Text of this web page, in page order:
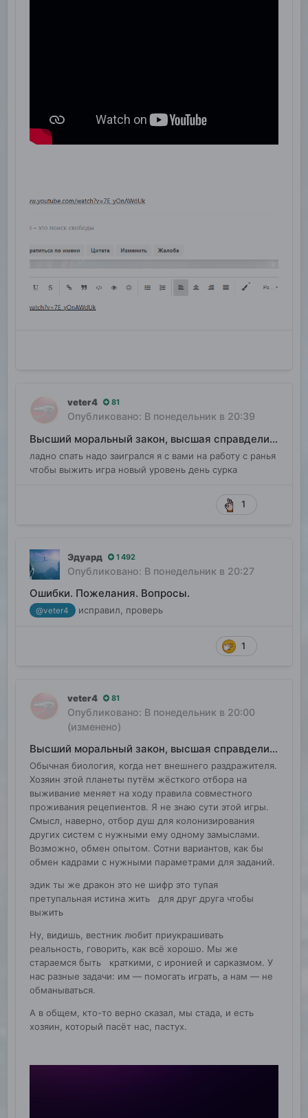
veter4 81
Опубликовано: В понедельник в 20:39
Высший моральный закон, высшая справделивость
ладно спать надо заигрался я с вами на работу с ранья
чтобы выжить игра новый уровень день сурка
1
Эдуард 1 492
Опубликовано: В понедельник в 20:27
Ошибки. Пожелания. Вопросы.
@veter4 исправил, проверь
1
veter4 81
Опубликовано: В понедельник в 20:00
(изменено)
Высший моральный закон, высшая справделивость
Обычная биология, когда нет внешнего раздражителя.
Хозяин этой планеты путём жёсткого отбора на
выживание меняет на ходу правила совместного
проживания рецепиентов. Я не знаю сути этой игры.
Смысл, наверно, отбор душ для колонизирования
других систем с нужными ему одному замыслами.
Возможно, обмен опытом. Сотни вариантов, как бы
обмен кадрами с нужными параметрами для заданий.
эдик ты же дракон это не шифр это тупая
претупальная истина жить для друг друга чтобы
выжить
Ну, видишь, вестник любит приукрашивать
реальность, говорить, как всё хорошо. Мы же
стараемся быть краткими, с иронией и сарказмом. У
нас разные задачи: им — помогать играть, а нам — не
обманываться.
А в общем, кто-то верно сказал, мы стада, и есть
хозяин, который пасёт нас, пастух.